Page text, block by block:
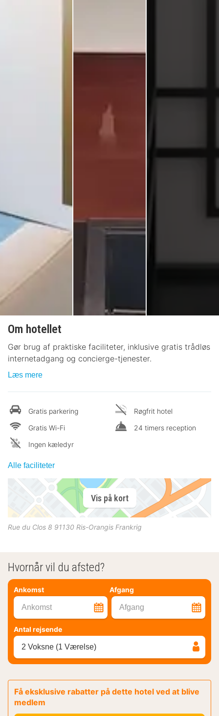
Om hotellet
Gør brug af praktiske faciliteter, inklusive gratis trådløs
internetadgang og concierge-tjenester.
Læs mere
Gratis parkering
Gratis Wi-Fi
Ingen kæledyr
Røgfrit hotel
24 timers reception
Alle faciliteter
Vis på kort
Rue du Clos 8 91130 Ris-Orangis Frankrig
Hvornår vil du afsted?
Ankomst Afgang
Ankomst Afgang
Antal rejsende
2 Voksne (1 Værelse)
Få eksklusive rabatter på dette hotel ved at blive
medlem